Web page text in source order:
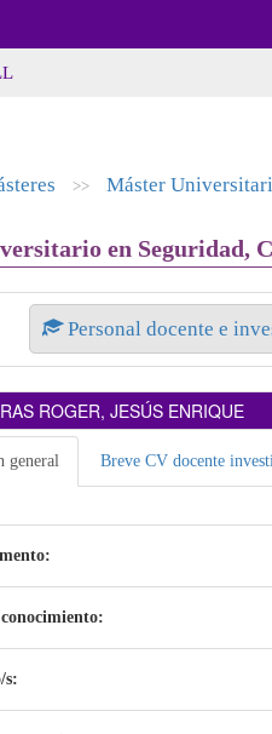
>> Máster
en Seguridad,
Personal docente e
ROGER, JESÚS ENRIQUE
general Breve CV docente
s: